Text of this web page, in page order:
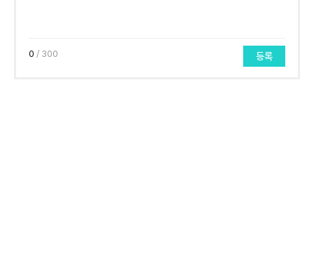
0 / 300 등록